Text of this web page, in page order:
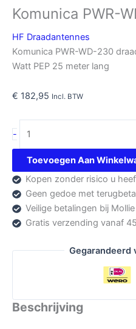
Komunica PWR-
HF Draadantennes
Komunica PWR-WD-230
Watt PEP 25 meter lang
€ 182,95 Incl. BTW
-
PWR-
WD-
230
aantal
Toevoegen Aan
Kopen zonder risico u
Geen gedoe met
Veilige betalingen bij Mollie
Gratis verzending vanaf
Gegarandeerd
Beschrijving